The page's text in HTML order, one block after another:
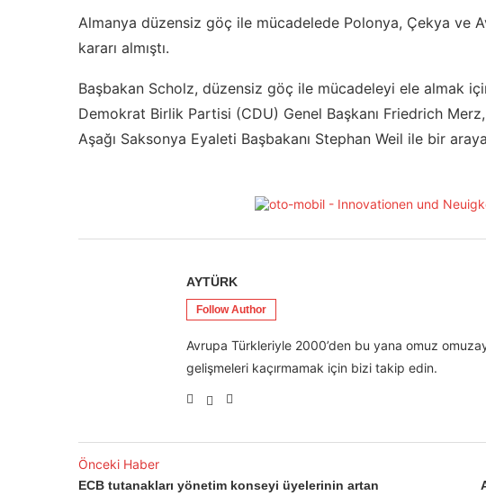
Almanya düzensiz göç ile mücadelede Polonya, Çekya ve
kararı almıştı.
Başbakan Scholz, düzensiz göç ile mücadeleyi ele almak
Demokrat Birlik Partisi (CDU) Genel Başkanı Friedrich
Aşağı Saksonya Eyaleti Başbakanı Stephan Weil ile bir
AYTÜRK
Follow Author
Avrupa Türkleriyle 2000’den bu yana omuz
gelişmeleri kaçırmamak için bizi takip edin.
Önceki Haber
ECB tutanakları yönetim konseyi üyelerinin artan